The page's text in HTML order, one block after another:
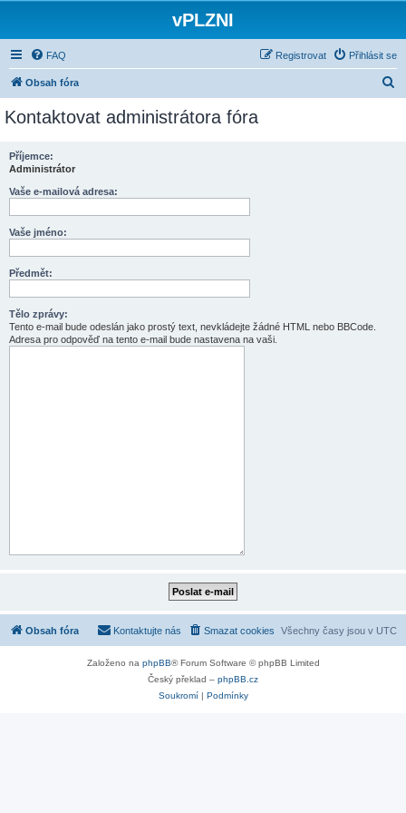
vPLZNI
FAQ Přihlásit se
Registrovat
Obsah fóra
Kontaktovat administrátora fóra
Příjemce:
Administrátor
Vaše e-mailová adresa:
Vaše jméno:
Předmět:
Tělo zprávy:
Tento e-mail bude odeslán jako prostý text, nevkládejte žádné HTML nebo BBCode.
Adresa pro odpověď na tento e-mail bude nastavena na vaši.
Obsah fóra Všechny časy jsou v UTC
Smazat cookies
Kontaktujte nás
Založeno na phpBB® Forum Software © phpBB Limited
Český překlad – phpBB.cz
Soukromí| Podmínky